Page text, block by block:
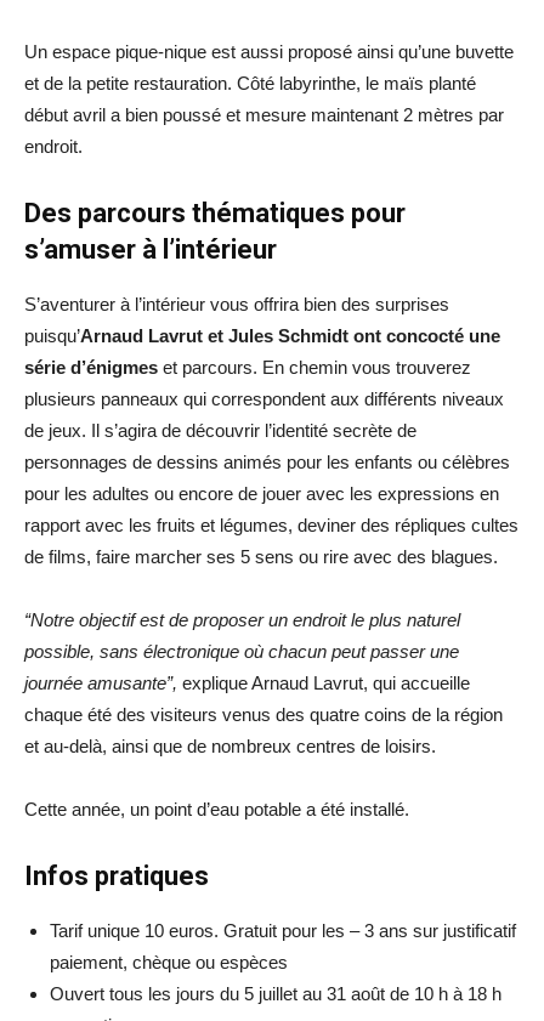
Un espace pique-nique est aussi proposé ainsi qu’une buvette
et de la petite restauration. Côté labyrinthe, le maïs planté
début avril a bien poussé et mesure maintenant 2 mètres par
endroit.
Des parcours thématiques pour
s’amuser à l’intérieur
S’aventurer à l’intérieur vous offrira bien des surprises
puisqu’Arnaud Lavrut et Jules Schmidt ont concocté une
série d’énigmes et parcours. En chemin vous trouverez
plusieurs panneaux qui correspondent aux différents niveaux
de jeux. Il s’agira de découvrir l’identité secrète de
personnages de dessins animés pour les enfants ou célèbres
pour les adultes ou encore de jouer avec les expressions en
rapport avec les fruits et légumes, deviner des répliques cultes
de films, faire marcher ses 5 sens ou rire avec des blagues.
“Notre objectif est de proposer un endroit le plus naturel
possible, sans électronique où chacun peut passer une
journée amusante”, explique Arnaud Lavrut, qui accueille
chaque été des visiteurs venus des quatre coins de la région
et au-delà, ainsi que de nombreux centres de loisirs.
Cette année, un point d’eau potable a été installé.
Infos pratiques
Tarif unique 10 euros. Gratuit pour les – 3 ans sur justificatif
paiement, chèque ou espèces
Ouvert tous les jours du 5 juillet au 31 août de 10 h à 18 h